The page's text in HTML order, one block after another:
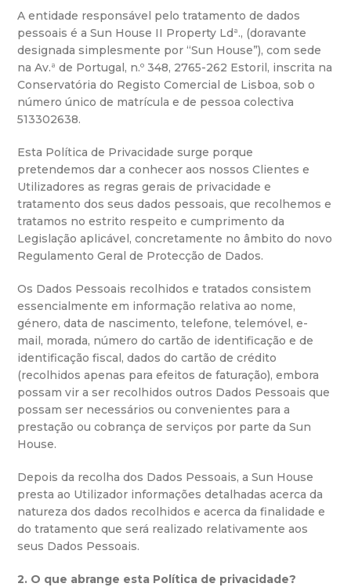
A entidade responsável pelo tratamento de dados
pessoais é a Sun House II Property Ldª., (doravante
designada simplesmente por “Sun House”), com sede
na Av.ª de Portugal, n.º 348, 2765-262 Estoril, inscrita na
Conservatória do Registo Comercial de Lisboa, sob o
número único de matrícula e de pessoa colectiva
513302638.
Esta Política de Privacidade surge porque
pretendemos dar a conhecer aos nossos Clientes e
Utilizadores as regras gerais de privacidade e
tratamento dos seus dados pessoais, que recolhemos e
tratamos no estrito respeito e cumprimento da
Legislação aplicável, concretamente no âmbito do novo
Regulamento Geral de Protecção de Dados.
Os Dados Pessoais recolhidos e tratados consistem
essencialmente em informação relativa ao nome,
género, data de nascimento, telefone, telemóvel, e-
mail, morada, número do cartão de identificação e de
identificação fiscal, dados do cartão de crédito
(recolhidos apenas para efeitos de faturação), embora
possam vir a ser recolhidos outros Dados Pessoais que
possam ser necessários ou convenientes para a
prestação ou cobrança de serviços por parte da Sun
House.
Depois da recolha dos Dados Pessoais, a Sun House
presta ao Utilizador informações detalhadas acerca da
natureza dos dados recolhidos e acerca da finalidade e
do tratamento que será realizado relativamente aos
seus Dados Pessoais.
2. O que abrange esta Política de privacidade?